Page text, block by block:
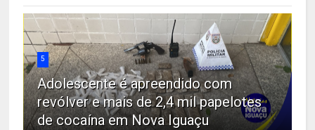
5
Adolescente é apreendido com
revólver e mais de 2,4 mil papelotes
de cocaína em Nova Iguaçu